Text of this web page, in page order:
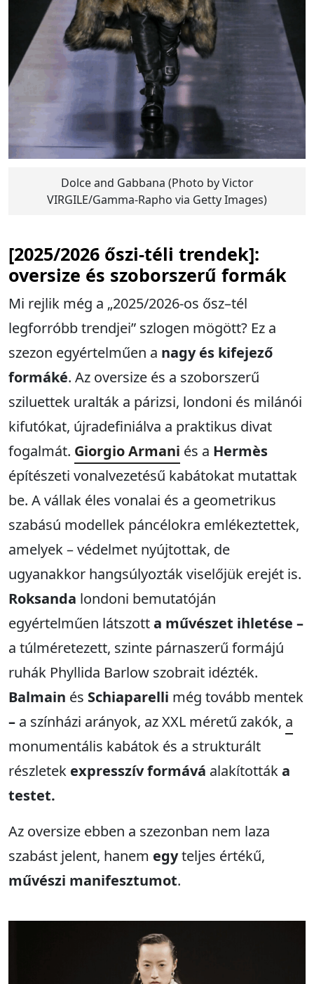
Dolce and Gabbana (Photo by Victor
VIRGILE/Gamma-Rapho via Getty Images)
[2025/2026 őszi-téli trendek]:
oversize és szoborszerű formák
Mi rejlik még a „2025/2026-os ősz–tél
legforróbb trendjei” szlogen mögött? Ez a
szezon egyértelműen a nagy és kifejező
formáké. Az oversize és a szoborszerű
sziluettek uralták a párizsi, londoni és milánói
kifutókat, újradefiniálva a praktikus divat
fogalmát. Giorgio Armani és a Hermès
építészeti vonalvezetésű kabátokat mutattak
be. A vállak éles vonalai és a geometrikus
szabású modellek páncélokra emlékeztettek,
amelyek – védelmet nyújtottak, de
ugyanakkor hangsúlyozták viselőjük erejét is.
Roksanda londoni bemutatóján
egyértelműen látszotta művészet ihletése –
a túlméretezett, szinte párnaszerű formájú
ruhák Phyllida Barlow szobrait idézték.
Balmain és Schiaparelli még tovább mentek
– a színházi arányok, az XXL méretű zakók, a
monumentális kabátok és a strukturált
részletek expresszív formává alakítottáka
testet.
Az oversize ebben a szezonban nem laza
szabást jelent, hanem egyteljes értékű,
művészi manifesztumot.